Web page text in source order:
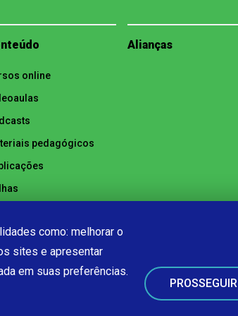
online
pedagógicos
Alianças
como: melhorar o
sites e apresentar
em suas preferências.
PROSSEGUIR